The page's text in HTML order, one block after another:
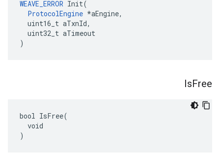
WEAVE_ERROR Init(
ProtocolEngine *aEngine,
  uint16_t aTxnId,
  uint32_t aTimeout
)
IsFree
bool IsFree(
  void
)